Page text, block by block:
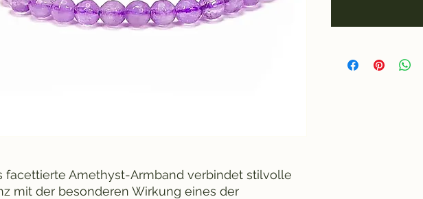
facettierte Amethyst-Armband verbindet stilvolle
mit der besonderen Wirkung eines der